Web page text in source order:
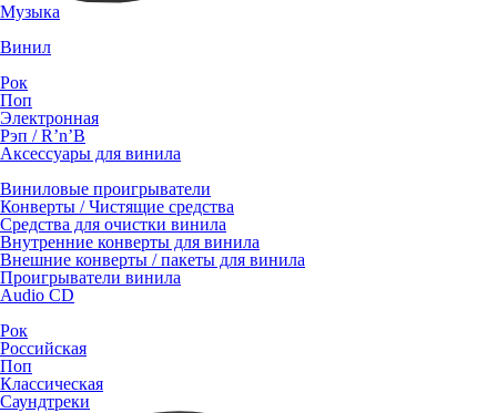
Музыка
Винил
Рок
Поп
Электронная
Рэп / R’n’B
Аксессуары для винила
Виниловые проигрыватели
Конверты / Чистящие средства
Средства для очистки винила
Внутренние конверты для винила
Внешние конверты / пакеты для винила
Проигрыватели винила
Audio CD
Рок
Российская
Поп
Классическая
Саундтреки